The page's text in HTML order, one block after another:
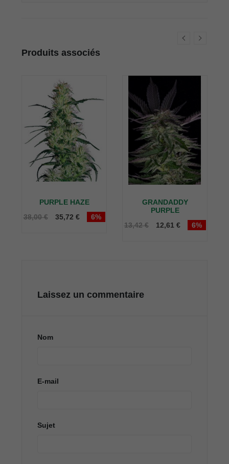
Produits associés
PURPLE HAZE
38,00 €
35,72 € 6%
GRANDADDY
PURPLE
13,42 €
12,61 € 6%
Laissez un commentaire
Nom
E-mail
Sujet